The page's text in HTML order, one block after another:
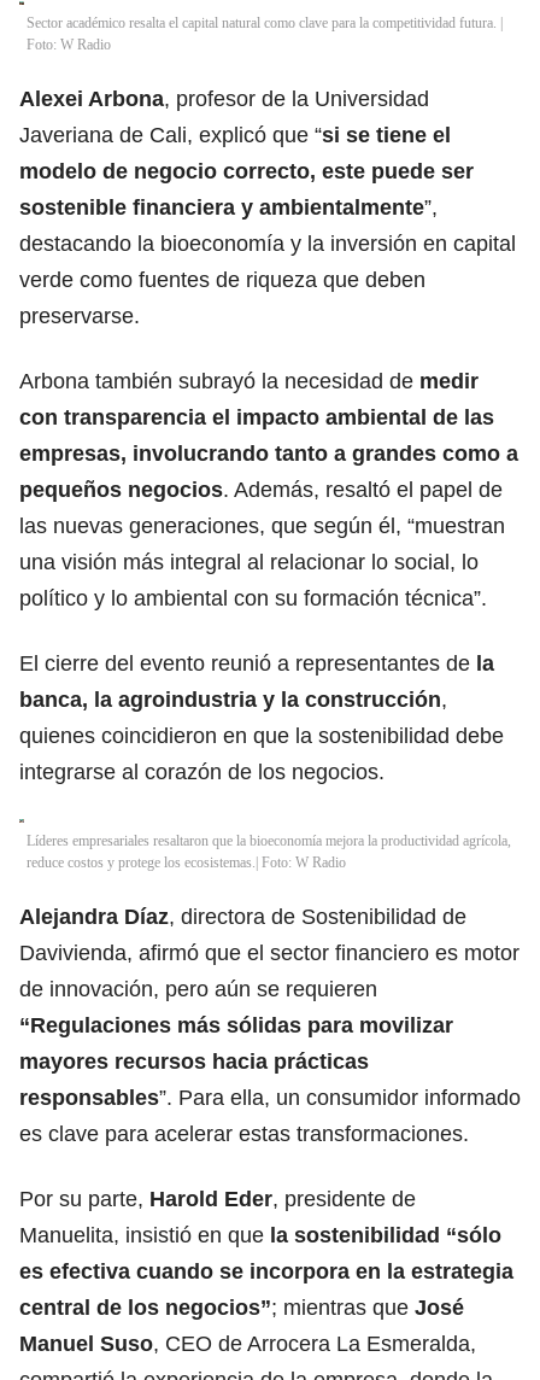
Sector académico resalta el capital natural como clave para la competitividad futura. |
Foto: W Radio
Alexei Arbona, profesor de la Universidad
Javeriana de Cali, explicó que “si se tiene el
modelo de negocio correcto, este puede ser
sostenible financiera y ambientalmente”,
destacando la bioeconomía y la inversión en capital
verde como fuentes de riqueza que deben
preservarse.
Arbona también subrayó la necesidad de medir
con transparencia el impacto ambiental de las
empresas, involucrando tanto a grandes como a
pequeños negocios. Además, resaltó el papel de
las nuevas generaciones, que según él, “muestran
una visión más integral al relacionar lo social, lo
político y lo ambiental con su formación técnica”.
El cierre del evento reunió a representantes de la
banca, la agroindustria y la construcción,
quienes coincidieron en que la sostenibilidad debe
integrarse al corazón de los negocios.
Líderes empresariales resaltaron que la bioeconomía mejora la productividad agrícola,
reduce costos y protege los ecosistemas.| Foto: W Radio
Alejandra Díaz, directora de Sostenibilidad de
Davivienda, afirmó que el sector financiero es motor
de innovación, pero aún se requieren
“Regulaciones más sólidas para movilizar
mayores recursos hacia prácticas
responsables”. Para ella, un consumidor informado
es clave para acelerar estas transformaciones.
Por su parte, Harold Eder, presidente de
Manuelita, insistió en que la sostenibilidad “sólo
es efectiva cuando se incorpora en la estrategia
central de los negocios”; mientras que José
Manuel Suso, CEO de Arrocera La Esmeralda,